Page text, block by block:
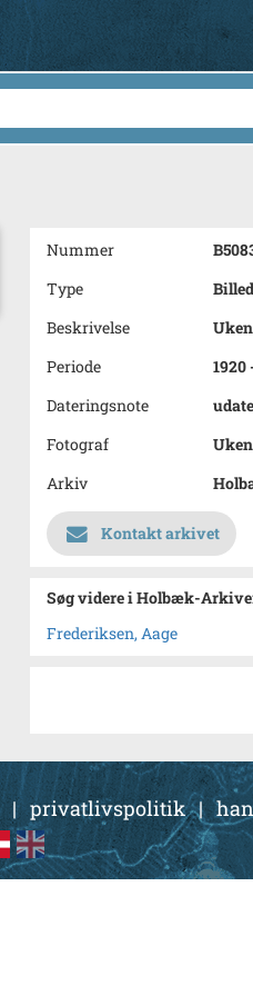
Nummer
Type
Beskrivelse
Periode
1920
Dateringsnote
Fotograf
Arkiv
Kontakt arkivet
Søg videre i Holbæk-
Frederiksen, Aage
| privatlivspolitik|